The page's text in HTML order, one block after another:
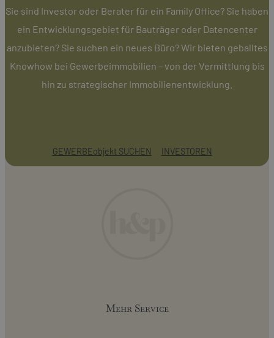
Sie sind Investor oder Berater für ein Family Office? Sie haben
ein Entwicklungsgebiet für Bauträger oder Datencenter
anzubieten? Sie suchen ein neues Büro? Wir bieten geballtes
Knowhow bei Gewerbeimmobilien – von der Vermittlung bis
hin zu strategischer Immobilienentwicklung.
GEWERBEobjekt SUCHEN INVESTOREN
Mehr Service